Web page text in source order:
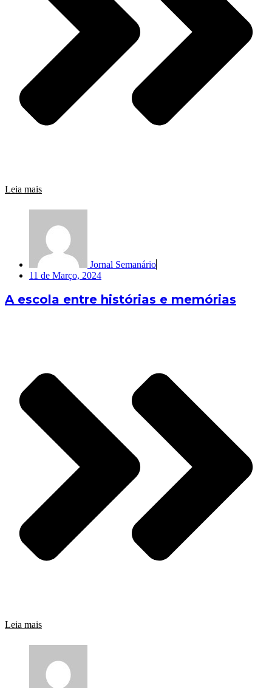
Leia mais
Jornal Semanário
11 de Março, 2024
A escola entre histórias e memórias
Leia mais